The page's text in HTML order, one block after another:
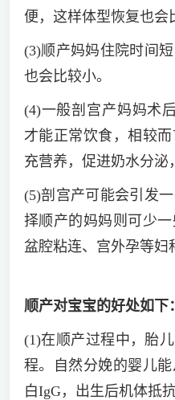
便，这样体型恢复也会
(3)顺产妈妈住院时间
也会比较小。
(4)一般剖宫产妈妈术
才能正常饮食，相较
充营养，促进奶水分泌
(5)剖宫产可能会引发
择顺产的妈妈则可少
盆腔粘连、宫外孕等妇
顺产对宝宝的好处如下：
(1)在顺产过程中，胎
程。自然分娩的婴儿
白IgG，出生后机体抵